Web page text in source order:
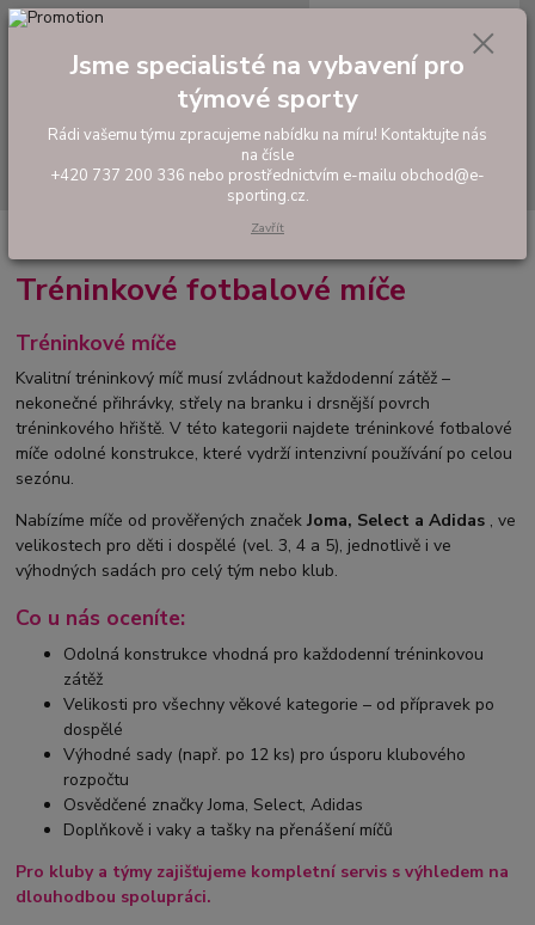
Hledat
tel: +420 737 200 336
0,00 Kč
Fotbalové a futsalové míče
Tréninkové fotbalové míče
Tréninkové míče
Kvalitní tréninkový míč musí zvládnout každodenní zátěž –
nekonečné přihrávky, střely na branku i drsnější povrch
tréninkového hřiště. V této kategorii najdete tréninkové fotbalové
míče odolné konstrukce, které vydrží intenzivní používání po celou
sezónu.
Nabízíme míče od prověřených značekJoma, Select a Adidas , ve
velikostech pro děti i dospělé (vel. 3, 4 a 5), jednotlivě i ve
výhodných sadách pro celý tým nebo klub.
Co u nás oceníte:
Odolná konstrukce vhodná pro každodenní tréninkovou
zátěž
Velikosti pro všechny věkové kategorie – od přípravek po
dospělé
Výhodné sady (např. po 12 ks) pro úsporu klubového
rozpočtu
Osvědčené značky Joma, Select, Adidas
Doplňkově i vaky a tašky na přenášení míčů
Pro kluby a týmyzajišťujeme kompletní servis s výhledem na
dlouhodbou spolupráci.
Jsme specialisté na vybavení pro
týmové sporty
Rádi vašemu týmu zpracujeme nabídku na míru! Kontaktujte nás
na čísle
+420 737 200 336 nebo prostřednictvím e-mailu obchod@e-
sporting.cz.
Zavřít